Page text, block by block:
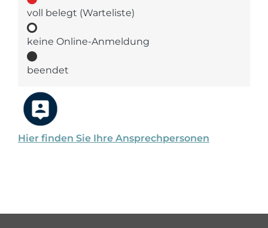
Hier finden Sie Ihre Ansprechpersonen
voll belegt (Warteliste)
keine Online-Anmeldung
beendet